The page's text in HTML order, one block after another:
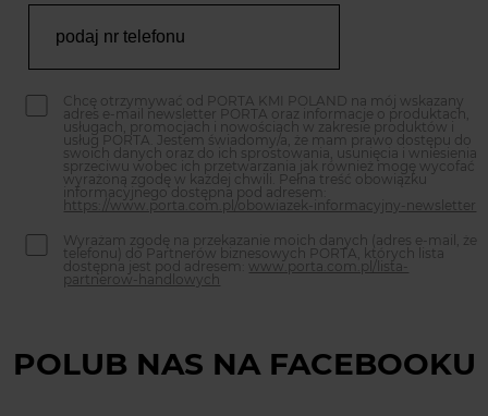
Chcę otrzymywać od PORTA KMI POLAND na mój wskazany
adres e-mail newsletter PORTA oraz informacje o produktach,
usługach, promocjach i nowościach w zakresie produktów i
usług PORTA. Jestem świadomy/a, że mam prawo dostępu do
swoich danych oraz do ich sprostowania, usunięcia i wniesienia
sprzeciwu wobec ich przetwarzania jak również mogę wycofać
wyrażoną zgodę w każdej chwili. Pełna treść obowiązku
informacyjnego dostępna pod adresem:
https://www.porta.com.pl/obowiazek-informacyjny-newsletter
Wyrażam zgodę na przekazanie moich danych (adres e-mail, że
telefonu) do Partnerów biznesowych PORTA, których lista
dostępna jest pod adresem:
www.porta.com.pl/lista-
partnerow-handlowych
POLUB NAS NA FACEBOOKU